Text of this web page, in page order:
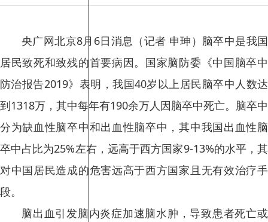
央广网北京8月6日消息（记者 申珅）脑卒中是我国
居民致死和致残的首要病因。国家脑防委《中国脑卒中
防治报告2019》表明，我国40岁以上居民脑卒中人数达
到1318万，其中每年有190余万人因脑卒中死亡。脑卒中
分为缺血性脑卒中和出血性脑卒中，其中我国出血性脑
卒中占比为25%左右，远高于西方国家9-13%的水平，其
对中国居民造成的危害远高于西方国家且无有效治疗手
段。
脑出血引发脑内炎症加速脑水肿，导致患者死亡或